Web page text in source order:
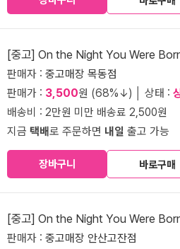
[중고] On the Night You Were
판매자 : 중고매장 목동점
판매가 : 3,500원 (68%↓) │ 상태 :
배송비 : 2만원 미만 배송료 2,500원
지금 택배로 주문하면 내일 출고 가능
장바구니 바로구매
[중고] On the Night You Were
판매자 : 중고매장 안산고잔점